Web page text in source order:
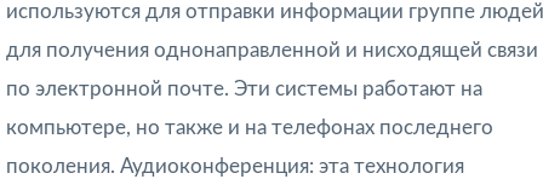
используются для отправки информации группе людей
для получения однонаправленной и нисходящей связи
по электронной почте. Эти системы работают на
компьютере, но также и на телефонах последнего
поколения. Аудиоконференция: эта технология